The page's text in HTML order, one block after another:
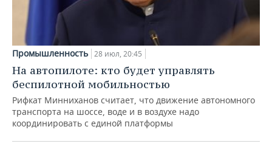
Промышленность 28 июл, 20:45
На автопилоте: кто будет управлять
беспилотной мобильностью
Рифкат Минниханов считает, что движение автономного
транспорта на шоссе, воде и в воздухе надо
координировать с единой платформы